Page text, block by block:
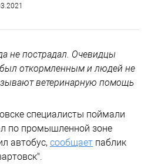
не пострадал. Очевидцы
откормленным и людей не
ветеринарную помощь
специалисты поймали
по промышленной зоне
автобус, сообщает паблик